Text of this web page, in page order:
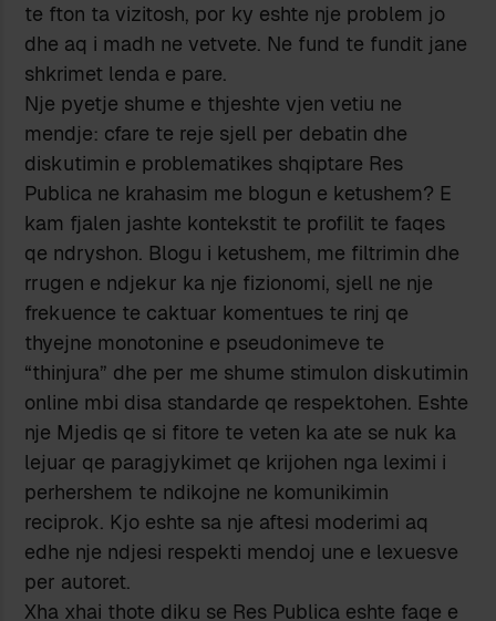
te fton ta vizitosh, por ky eshte nje problem jo
dhe aq i madh ne vetvete. Ne fund te fundit jane
shkrimet lenda e pare.
Nje pyetje shume e thjeshte vjen vetiu ne
mendje: cfare te reje sjell per debatin dhe
diskutimin e problematikes shqiptare Res
Publica ne krahasim me blogun e ketushem? E
kam fjalen jashte kontekstit te profilit te faqes
qe ndryshon. Blogu i ketushem, me filtrimin dhe
rrugen e ndjekur ka nje fizionomi, sjell ne nje
frekuence te caktuar komentues te rinj qe
thyejne monotonine e pseudonimeve te
“thinjura” dhe per me shume stimulon diskutimin
online mbi disa standarde qe respektohen. Eshte
nje Mjedis qe si fitore te veten ka ate se nuk ka
lejuar qe paragjykimet qe krijohen nga leximi i
perhershem te ndikojne ne komunikimin
reciprok. Kjo eshte sa nje aftesi moderimi aq
edhe nje ndjesi respekti mendoj une e lexuesve
per autoret.
Xha xhai thote diku se Res Publica eshte faqe e